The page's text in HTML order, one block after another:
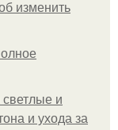
изменить
и
и ухода за